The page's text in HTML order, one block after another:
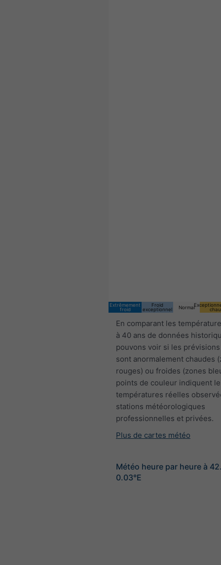
Extrêmement
froid
Froid
exceptionnel
Normal
En comparant les
à 40 ans de données
pouvons voir si les
sont anormalement chaudes
rouges) ou froides (zones
points de couleur indiquent
températures réelles
stations météorologiques
professionnelles et privées.
Plus de cartes météo
Météo heure par heure à
0.03°E